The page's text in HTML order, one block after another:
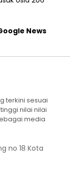
News
terkini sesuai
nilai nilai
media
no 18 Kota